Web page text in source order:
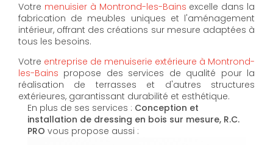
Votre menuisier à Montrond-les-Bains excelle dans la
fabrication de meubles uniques et l'aménagement
intérieur, offrant des créations sur mesure adaptées à
tous les besoins.
Votre entreprise de menuiserie extérieure à Montrond-
les-Bains propose des services de qualité pour la
réalisation de terrasses et d'autres structures
extérieures, garantissant durabilité et esthétique.
En plus de ses services : Conception et
installation de dressing en bois sur mesure, R.C.
PRO vous propose aussi :